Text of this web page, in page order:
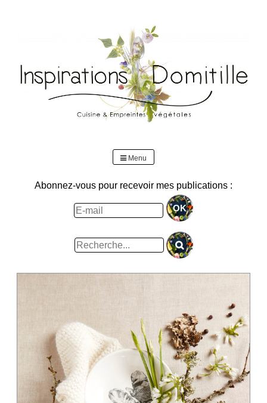
Skip
to
content
Menu
Abonnez-vous pour recevoir mes publications :
Rechercher
: